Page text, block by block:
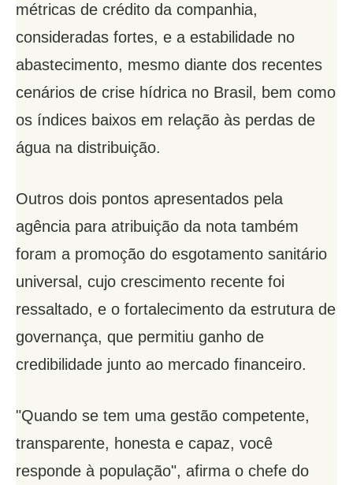
métricas de crédito da companhia,
consideradas fortes, e a estabilidade no
abastecimento, mesmo diante dos recentes
cenários de crise hídrica no Brasil, bem como
os índices baixos em relação às perdas de
água na distribuição.
Outros dois pontos apresentados pela
agência para atribuição da nota também
foram a promoção do esgotamento sanitário
universal, cujo crescimento recente foi
ressaltado, e o fortalecimento da estrutura de
governança, que permitiu ganho de
credibilidade junto ao mercado financeiro.
"Quando se tem uma gestão competente,
transparente, honesta e capaz, você
responde à população", afirma o chefe do